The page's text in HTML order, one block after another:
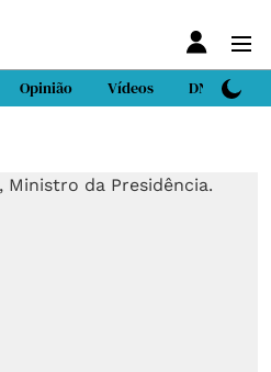
Opinião Vídeos DN Sport